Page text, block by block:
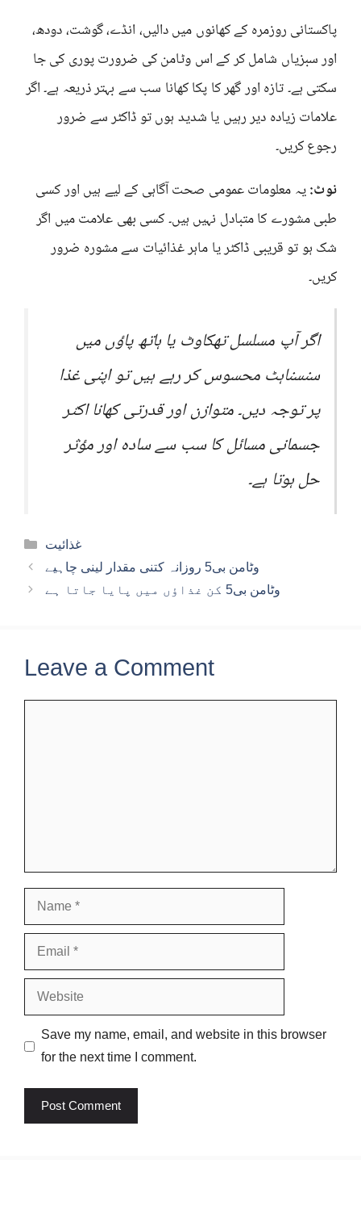
پاکستانی روزمرہ کے کھانوں میں دالیں، انڈے، گوشت، دودھ،
اور سبزیاں شامل کر کے اس وٹامن کی ضرورت پوری کی جا
سکتی ہے۔ تازہ اور گھر کا پکا کھانا سب سے بہتر ذریعہ ہے۔ اگر
علامات زیادہ دیر رہیں یا شدید ہوں تو ڈاکٹر سے ضرور
رجوع کریں۔
نوٹ:یہ معلومات عمومی صحت آگاہی کے لیے ہیں اور کسی
طبی مشورے کا متبادل نہیں ہیں۔ کسی بھی علامت میں اگر
شک ہو تو قریبی ڈاکٹر یا ماہر غذائیات سے مشورہ ضرور
کریں۔
اگر آپ مسلسل تھکاوٹ یا ہاتھ پاؤں میں
سنسناہٹ محسوس کر رہے ہیں تو اپنی غذا
پر توجہ دیں۔ متوازن اور قدرتی کھانا اکثر
جسمانی مسائل کا سب سے سادہ اور مؤثر
حل ہوتا ہے۔
Categories
غذائیت
وٹامن بی5 روزانہ کتنی مقدار لینی چاہیے
وٹامن بی5 کن غذاؤں میں پایا جاتا ہے
Leave a Comment
Name
Email
Website
Save my name, email, and website in this browser
for the next time I comment.